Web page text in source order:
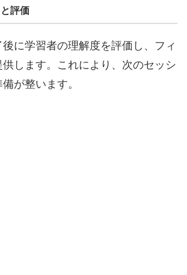
評価
に学習者の理解度を評価し、フィ
します。これにより、次のセッシ
が整います。